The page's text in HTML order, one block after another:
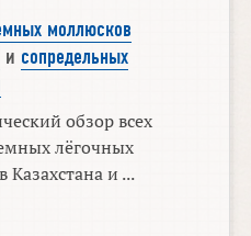
моллюсков
и сопредельных
обзор всех
лёгочных
и ...